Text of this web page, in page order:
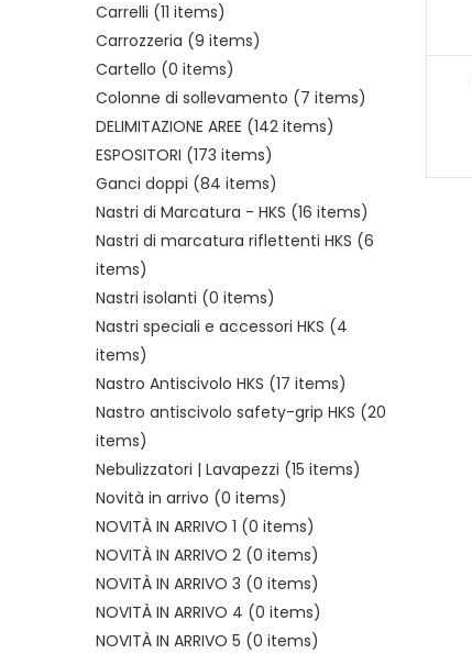
Carrelli (11 items)
Carrozzeria (9 items)
Cartello (0 items)
Colonne di sollevamento (7 items)
DELIMITAZIONE AREE (142 items)
ESPOSITORI (173 items)
Ganci doppi (84 items)
Nastri di Marcatura - HKS (16 items)
Nastri di marcatura riflettenti HKS (6
items)
Nastri isolanti (0 items)
Nastri speciali e accessori HKS (4
items)
Nastro Antiscivolo HKS (17 items)
Nastro antiscivolo safety-grip HKS (20
items)
Nebulizzatori | Lavapezzi (15 items)
Novità in arrivo (0 items)
NOVITÀ IN ARRIVO 1 (0 items)
NOVITÀ IN ARRIVO 2 (0 items)
NOVITÀ IN ARRIVO 3 (0 items)
NOVITÀ IN ARRIVO 4 (0 items)
NOVITÀ IN ARRIVO 5 (0 items)